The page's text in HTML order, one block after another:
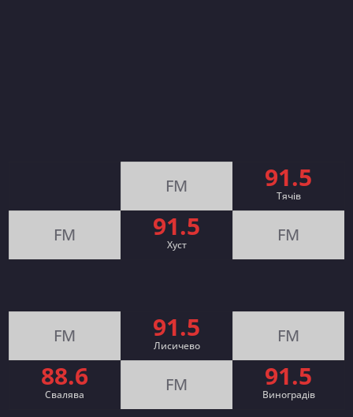
FM 91.5
Тячів
FM 91.5
Хуст FM
FM 91.5
Лисичево FM
88.6
Свалява FM 91.5
Виноградів